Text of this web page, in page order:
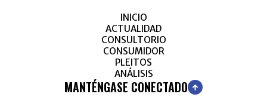
INICIO
ACTUALIDAD
CONSULTORIO
CONSUMIDOR
PLEITOS
ANÁLISIS
MANTÉNGASE CONECTADO